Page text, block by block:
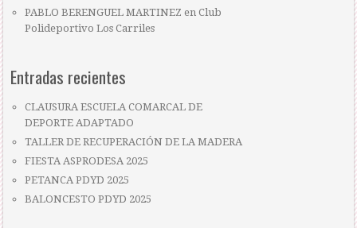
PABLO BERENGUEL MARTINEZ en Club
Polideportivo Los Carriles
Entradas recientes
CLAUSURA ESCUELA COMARCAL DE
DEPORTE ADAPTADO
TALLER DE RECUPERACIÓN DE LA MADERA
FIESTA ASPRODESA 2025
PETANCA PDYD 2025
BALONCESTO PDYD 2025